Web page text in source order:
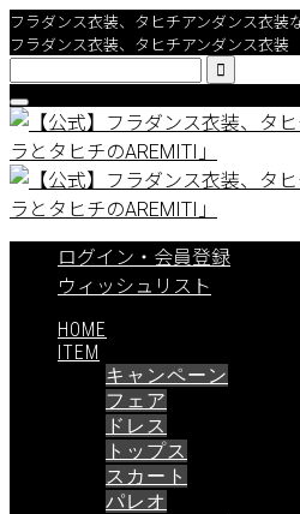
フラダンス衣装、タヒチアンダンス衣装
フラダンス衣装、タヒチアンダンス衣装

ログイン・会員登録
ウィッシュリスト
HOME
ITEM
キャンペーン
フェア
ドレス
トップス
スカート
パレオ